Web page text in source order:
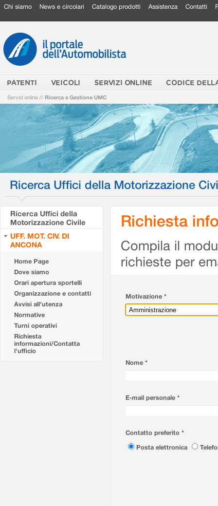
Chi siamo News e circolari Catalogo prodotti Assistenza Contatti
PATENTI VEICOLI SERVIZI ONLINE CODICE
Servizi online // Ricerca e Gestione UMC
Ricerca Uffici della Motorizzazione
Ricerca Uffici della
Motorizzazione Civile
UFF. MOT. CIV. DI
ANCONA
Home Page
Dove siamo
Orari apertura sportelli
Organizzazione e contatti
Avvisi all'utenza
Normative
Turni operativi
Richiesta
informazioni/Contatta
l'ufficio
Richiesta
Compila il
richieste per
Motivazione *
Nome *
E-mail personale *
Contatto preferito *
Posta elettronica